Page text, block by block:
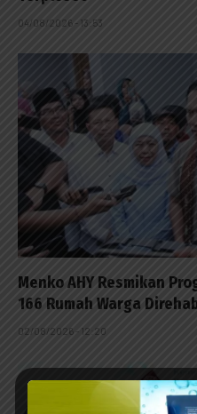
04/08/2026 - 13:53
Menko AHY Resmikan
166 Rumah Warga
02/08/2026 - 12:20